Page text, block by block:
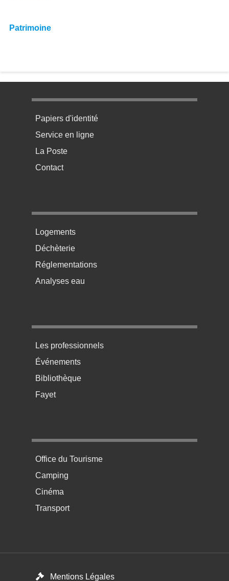
Patrimoine
Menu pratique bas de page 1
Papiers d'identité
Service en ligne
La Poste
Contact
Menu pratique bas de page 2
Logements
Déchèterie
Réglementations
Analyses eau
Menu pratique bas de page 3
Les professionnels
Événements
Bibliothèque
Fayet
Menu pratique bas de page 4
Office du Tourisme
Camping
Cinéma
Transport
Mentions Légales